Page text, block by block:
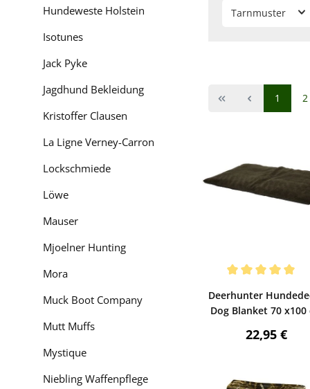
Hundeweste Holstein
Isotunes
Jack Pyke
Jagdhund Bekleidung
Kristoffer Clausen
La Ligne Verney-Carron
Lockschmiede
Löwe
Mauser
Mjoelner Hunting
Mora
Muck Boot Company
Mutt Muffs
Mystique
Niebling Waffenpflege
Eigenschaften-Filter
Was bedeutet
Der Name der
Portrait der
Tradition und
Die Firma
Engel, die ihrer
dabei zum Ziel
K/S
aufbrachte,
Tarnmuster
Seite
1 2
Bewerten
Deerhunter
Dog Blanket 70 x100
Regulärer
22,95 €